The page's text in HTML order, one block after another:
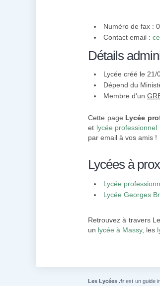
Numéro de fax :
Contact email :
Détails
Lycée créé le 21/
Dépend du
Membre d'un
Cette page Lycée
et lycée
par email à vos amis !
Lycées à
Lycée
Lycée Georges
Retrouvez à travers
un lycée à Massy, les
Les Lycées .fr est un guide